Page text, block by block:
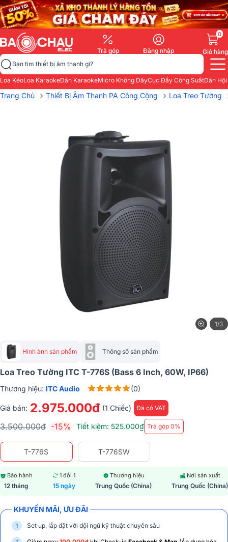
Trả góp Đăng nhập
0
Giỏ hàng
Bạn tìm thiết bị âm thanh gì?
Loa KéoLoa KaraokeDàn KaraokeMicro Không DâyCục Đẩy Công SuấtDàn
Trang Chủ › Thiết Bị Âm Thanh PA Công Cộng › Loa Treo Tường
1/3
Hình ảnh sản phẩm Thông số sản phẩm
Loa Treo Tường ITC T-776S (Bass 6 Inch, 60W, IP66)
Thương hiệu: ITC Audio (0)
Giá bán: 2.975.000đ (1 Chiếc) Đã có VAT
3.500.000đ -15% Tiết kiệm: 525.000₫ Trả góp 0%
T-776S T-776SW
Bảo hành
12 tháng
1 đổi 1
15 ngày
Thương hiệu
Trung Quốc (China)
Nơi sản xuất
Trung Quốc (China)
KHUYẾN MÃI, ƯU ĐÃI
Set up, lắp đặt với đội ngũ kỹ thuật chuyên sâu